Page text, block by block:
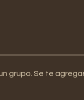
grupo. Se te